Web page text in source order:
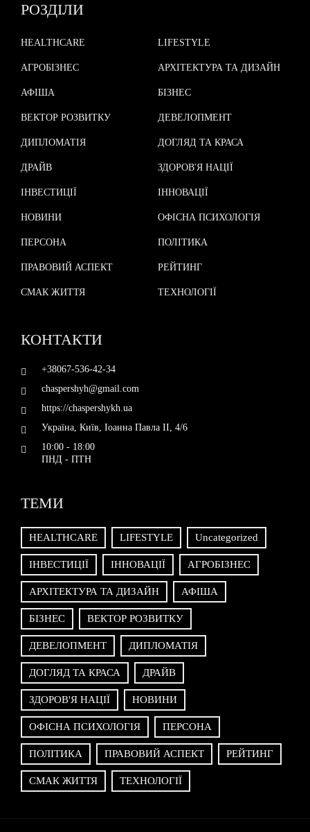
РОЗДІЛИ
HEALTHCARE LIFESTYLE
АГРОБІЗНЕС АРХІТЕКТУРА ТА ДИЗАЙН
АФІША БІЗНЕС
ВЕКТОР РОЗВИТКУ ДЕВЕЛОПМЕНТ
ДИПЛОМАТІЯ ДОГЛЯД ТА КРАСА
ДРАЙВ ЗДОРОВ'Я НАЦІЇ
ІНВЕСТИЦІЇ ІННОВАЦІЇ
НОВИНИ ОФІСНА ПСИХОЛОГІЯ
ПЕРСОНА ПОЛІТИКА
ПРАВОВИЙ АСПЕКТ РЕЙТИНГ
СМАК ЖИТТЯ ТЕХНОЛОГІЇ
КОНТАКТИ
+38067-536-42-34
chaspershyh@gmail.com
https://chaspershykh.ua
Україна, Київ, Іоанна Павла II, 4/6
10:00 - 18:00
ПНД - ПТН
ТЕМИ
HEALTHCARE LIFESTYLE Uncategorized
ІНВЕСТИЦІЇ ІННОВАЦІЇ АГРОБІЗНЕС
АРХІТЕКТУРА ТА ДИЗАЙН АФІША
БІЗНЕС ВЕКТОР РОЗВИТКУ
ДЕВЕЛОПМЕНТ ДИПЛОМАТІЯ
ДОГЛЯД ТА КРАСА ДРАЙВ
ЗДОРОВ'Я НАЦІЇ НОВИНИ
ОФІСНА ПСИХОЛОГІЯ ПЕРСОНА
ПОЛІТИКА ПРАВОВИЙ АСПЕКТ РЕЙТИНГ
СМАК ЖИТТЯ ТЕХНОЛОГІЇ